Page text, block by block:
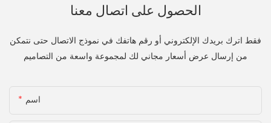
الحصول على اتصال معنا
فقط اترك بريدك الإلكتروني أو رقم هاتفك في نموذج الاتصال حتى نتمكن
من إرسال عرض أسعار مجاني لك لمجموعة واسعة من التصاميم
اسم